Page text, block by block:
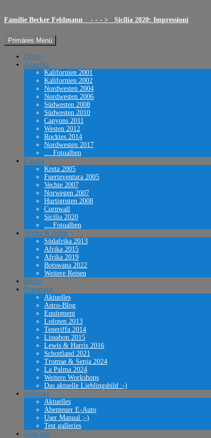
Familie Becker Feldmann - - - > Sicilia 2020: Impressioni
Suchen
Primäres Menü Zum
Inhalt
Home
Amerika
Kalifornien 2001
Kalifornien 2002
Nordwesten 2004
Nordwesten 2006
Südwesten 2008
Südwesten 2010
Canyons 2011
Westen 2012
Rockies 2014
Nordwesten 2017
… Fotoalben
Europa
Kreta 2005
Fuerteventura 2005
Vechte 2007
Norwegen 2007
Hurtigruten 2008
Cornwall
Sicilia 2020
… Fotoalben
Afrika & Asien
Südafrika 2013
Afrika 2015
Afrika 2019
Botswana 2022
Weitere Reisen
Bilder
Fotografie
Aktuelles
Astro-Blog
Equipment
Lofoten 2013
Teneriffa 2014
Lissabon 2015
Lewis & Harris 2016
Schottland 2021
Tromsø & Senja 2024
La Palma 2024
Weitere Workshops
Das aktuelle Lieblingsbild :-)
Software
Aktuelles
Abenteuer E-Auto
User Manual ;-)
Test galleries
Über uns